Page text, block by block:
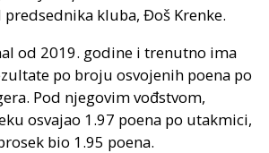
kluba, Đoš Krenke.
od 2019. godine i trenutno ima
po broju osvojenih poena po
Pod njegovim vođstvom,
osvajao 1.97 poena po utakmici,
bio 1.95 poena.